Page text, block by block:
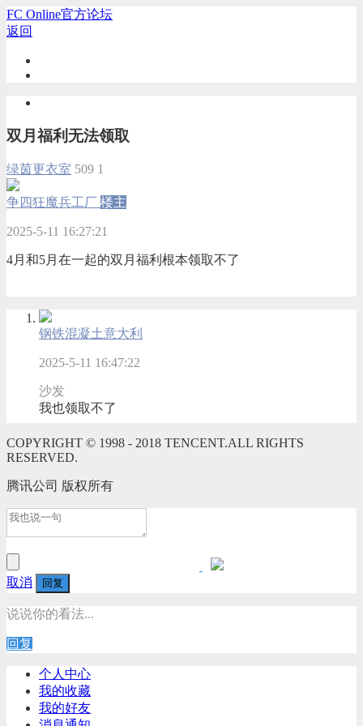
FC Online官方论坛
返回
双月福利无法领取
绿茵更衣室 509 1
争四狂魔兵工厂 楼主
2025-5-11 16:27:21
4月和5月在一起的双月福利根本领取不了
钢铁混凝土意大利
2025-5-11 16:47:22
沙发
我也领取不了
COPYRIGHT © 1998 - 2018 TENCENT.ALL RIGHTS
RESERVED.
腾讯公司 版权所有
取消 回复
说说你的看法...
回复
个人中心
我的收藏
我的好友